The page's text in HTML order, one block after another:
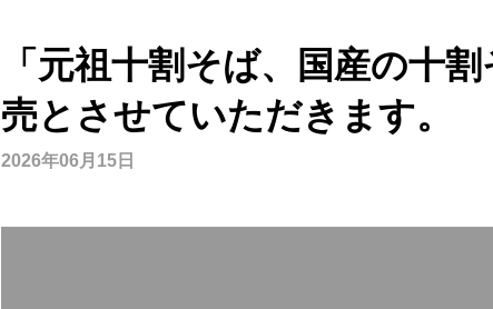
「元祖十割そば、国産の十
売とさせていただきます。
2026年06月15日